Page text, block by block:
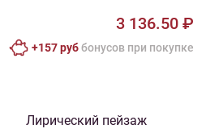
3 136.50 ₽
+157 руббонусов при покупке
Лирический пейзаж